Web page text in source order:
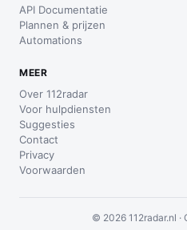
API Documentatie
Plannen & prijzen
Automations
MEER
Over 112radar
Voor hulpdiensten
Suggesties
Contact
Privacy
Voorwaarden
© 2026 112radar.nl ·